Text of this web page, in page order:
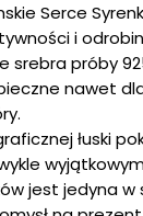
Serce
i
srebra próby
nawet
łuski
jest jedyna w